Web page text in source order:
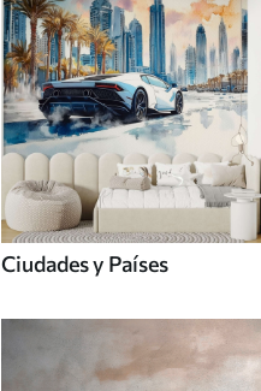
Ciudades y Países